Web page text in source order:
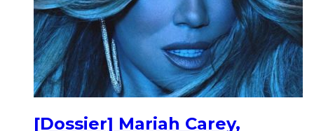
[Dossier] Mariah Carey,